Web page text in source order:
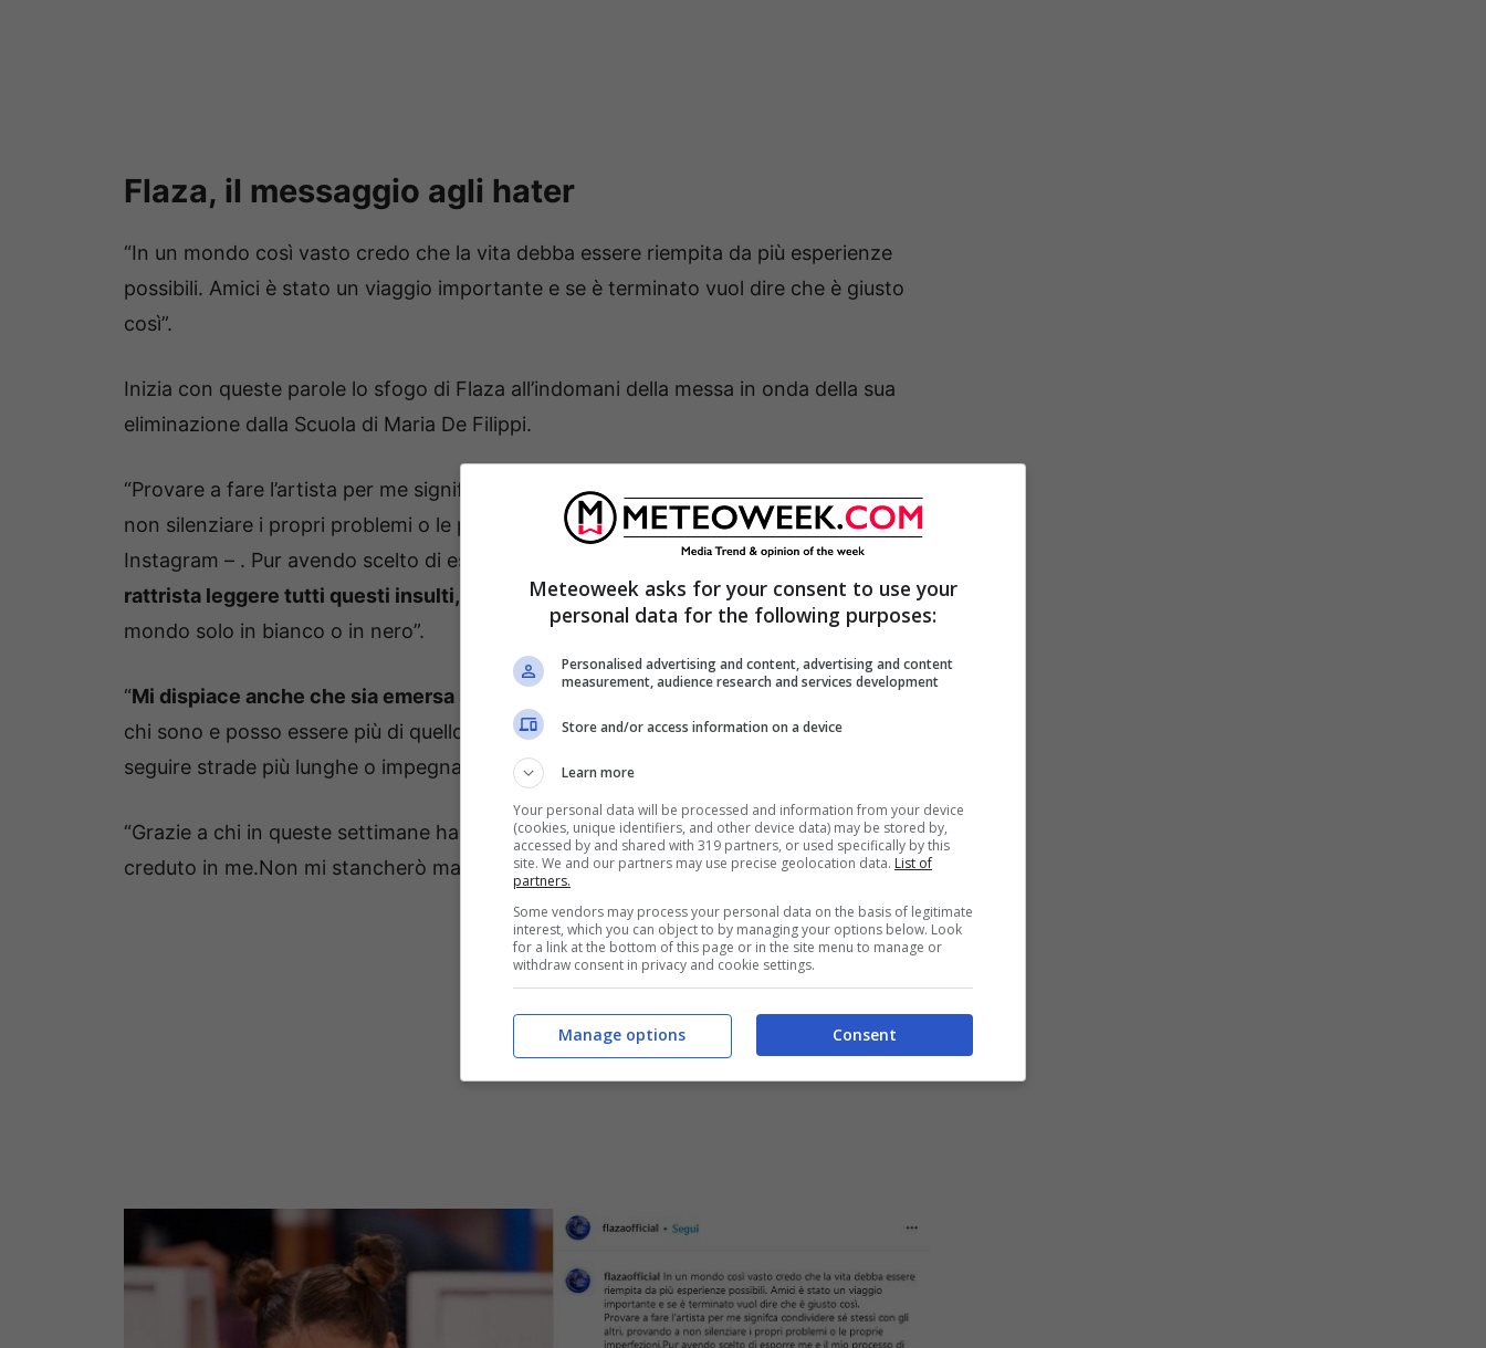
Flaza, il messaggio agli hater
“In un mondo così vasto credo che la vita debba essere riempita da più esperienze
possibili. Amici è stato un viaggio importante e se è terminato vuol dire che è giusto
così”.
Inizia con queste parole lo sfogo di Flaza all’indomani della messa in onda della sua
eliminazione dalla Scuola di Maria De Filippi.
“Provare a fare l’artista per me significa condividere sé stessi con gli altri, provando a
non silenziare i propri problemi o le proprie imperfezioni – si legge ancora nel post
Instagram – . Pur avendo scelto di esporre me e il mio processo di crescita in TV,
rattrista leggere tutti questi insulti, a volte troppo gratuiti, troppo legati a vedere il
mondo solo in bianco o in nero”.
“Mi dispiace anche che sia emersa solo una parte di me– ha continuato Flaza – . So
chi sono e posso essere più di quello che si è visto e che a volte un percorso deve
seguire strade più lunghe o impegnative”.
“Grazie a chi in queste settimane ha provato a capirmi davvero, nella casa e fuori, e ha
creduto in me.Non mi stancherò mai di fare musica”, ha concluso la cantante.
Meteoweek asks for your consent to use your
personal data for the following purposes:
Personalised advertising and content, advertising and content
measurement, audience research and services development
Store and/or access information on a device
Learn more
Your personal data will be processed and information from your device
(cookies, unique identifiers, and other device data) may be stored by,
accessed by and shared with 319 partners, or used specifically by this
site. We and our partners may use precise geolocation data. List of
partners.
Some vendors may process your personal data on the basis of legitimate
interest, which you can object to by managing your options below. Look
for a link at the bottom of this page or in the site menu to manage or
withdraw consent in privacy and cookie settings.
Consent
Manage options